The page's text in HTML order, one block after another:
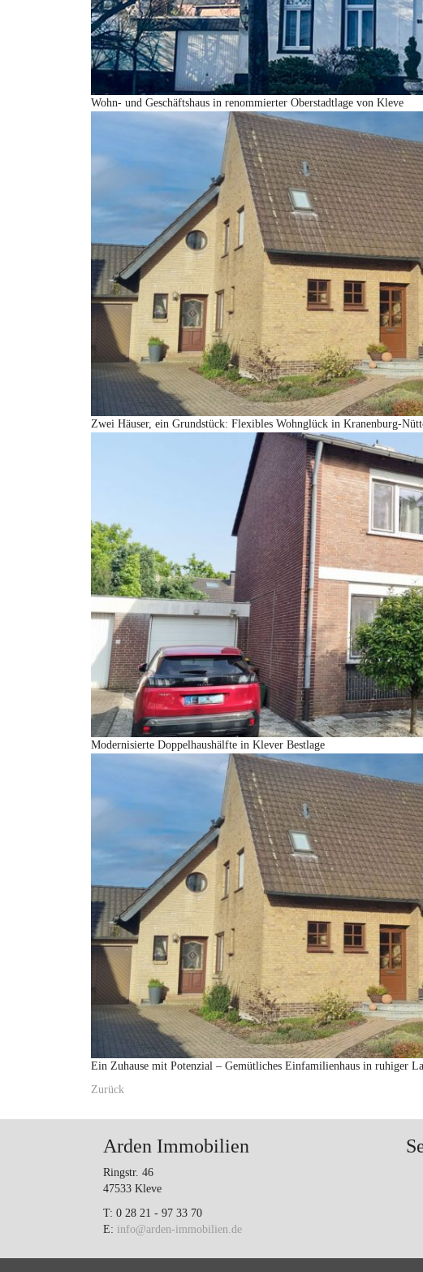
Wohn- und Geschäftshaus in renommierter Oberstadtlage von Kleve
Zwei Häuser, ein Grundstück: Flexibles Wohnglück in Kranenburg-
Modernisierte Doppelhaushälfte in Klever Bestlage
Ein Zuhause mit Potenzial – Gemütliches Einfamilienhaus in ruhiger
Zurück
Arden Immobilien
Ringstr. 46
47533 Kleve
T: 0 28 21 - 97 33 70
E: info@arden-immobilien.de